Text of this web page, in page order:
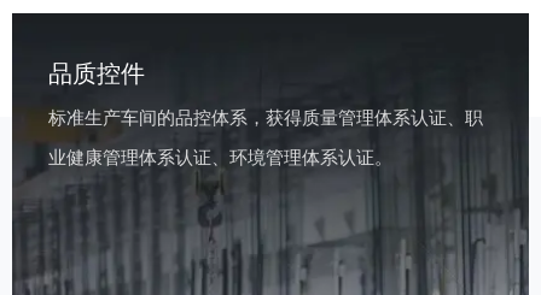
品质控件
标准生产车间的品控体系，获得质量管理体系认证、职
业健康管理体系认证、环境管理体系认证。